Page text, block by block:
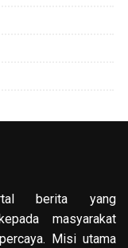
berita yang
masyarakat
Misi utama